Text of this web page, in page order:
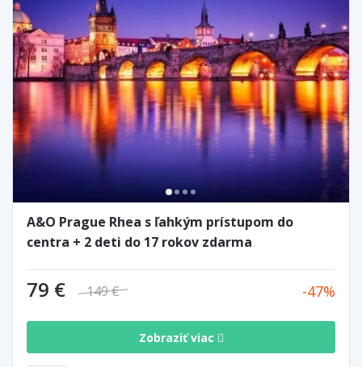
A&O Prague Rhea s ľahkým prístupom do
centra + 2 deti do 17 rokov zdarma
79 € 149 € 47
Zobraziť viac